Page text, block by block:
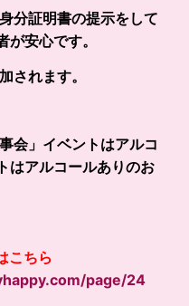
分証明書の提示をして
安心です。
されます。
会」イベントはアルコ
はアルコールありのお
こちら
page/24